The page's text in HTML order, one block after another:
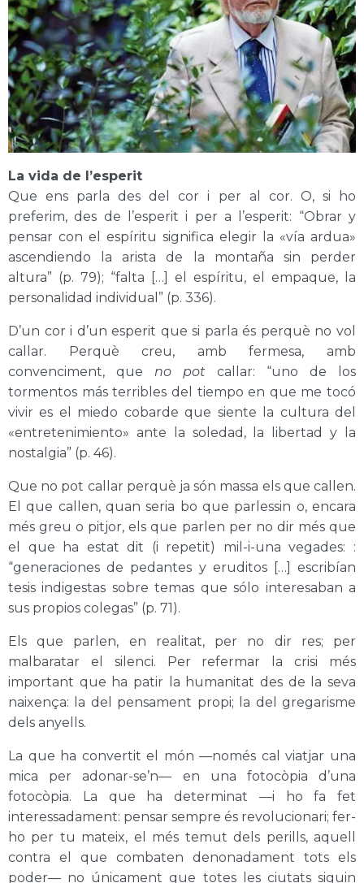
La vida de l’esperit
Que ens parla des del cor i per al cor. O, si ho
preferim, des de l’esperit i per a l’esperit: “Obrar y
pensar con el espíritu significa elegir la «vía ardua»
ascendiendo la arista de la montaña sin perder
altura” (p. 79); “falta […] el espíritu, el empaque, la
personalidad individual” (p. 336).
D’un cor i d’un esperit que si parla és perquè no vol
callar. Perquè creu, amb fermesa, amb
convenciment, que no pot callar: “uno de los
tormentos más terribles del tiempo en que me tocó
vivir es el miedo cobarde que siente la cultura del
«entretenimiento» ante la soledad, la libertad y la
nostalgia” (p. 46).
Que no pot callar perquè ja són massa els que callen.
El que callen, quan seria bo que parlessin o, encara
més greu o pitjor, els que parlen per no dir més que
el que ha estat dit (i repetit) mil-i-una vegades: :
“generaciones de pedantes y eruditos […] escribían
tesis indigestas sobre temas que sólo interesaban a
sus propios colegas” (p. 71).
Els que parlen, en realitat, per no dir res; per
malbaratar el silenci. Per refermar la crisi més
important que ha patir la humanitat des de la seva
naixença: la del pensament propi; la del gregarisme
dels anyells.
La que ha convertit el món —només cal viatjar una
mica per adonar-se’n— en una fotocòpia d’una
fotocòpia. La que ha determinat —i ho fa fet
interessadament: pensar sempre és revolucionari; fer-
ho per tu mateix, el més temut dels perills, aquell
contra el que combaten denonadament tots els
poder— no únicament que totes les ciutats siguin